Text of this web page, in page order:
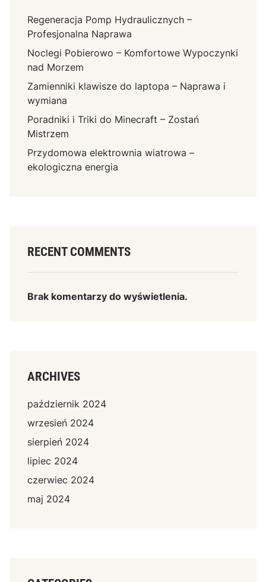
Regeneracja Pomp Hydraulicznych –
Profesjonalna Naprawa
Noclegi Pobierowo – Komfortowe Wypoczynki
nad Morzem
Zamienniki klawisze do laptopa – Naprawa i
wymiana
Poradniki i Triki do Minecraft – Zostań
Mistrzem
Przydomowa elektrownia wiatrowa –
ekologiczna energia
RECENT COMMENTS
Brak komentarzy do wyświetlenia.
ARCHIVES
październik 2024
wrzesień 2024
sierpień 2024
lipiec 2024
czerwiec 2024
maj 2024